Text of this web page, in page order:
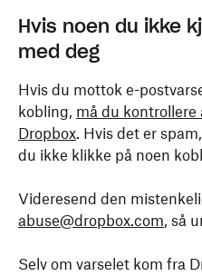
Mail:
Klikk påVis rå melding
Sjekk e-postadressen
Microsoft Outlook
et nytt vindu.
Velg fanen Filog klikk
Kun på nett: Klikk på
konvolutt med et lite
Sjekk e-postadressen
Mail:
hurtigmenyen.
Sjekk e-postadressen
Hvis noen du ikke
med deg
Hvis du mottok e-
kobling, må du
Dropbox. Hvis det er
du ikke klikke på noen
Videresend den
abuse@dropbox.com, så
Selv om varselet kom fra